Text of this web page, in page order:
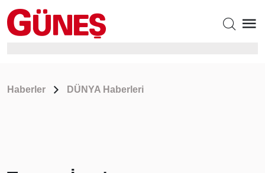
Haberler DÜNYA Haberleri